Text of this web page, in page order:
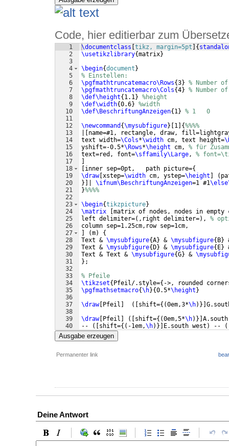
Code, hier editierbar zum
1
2
3
4
5
6
7
8
9
10
11
12
13
14
15
16
17
18
19
20
21
22
23
24
25
26
27
28
29
30
31
32
33
34
35
36
37
38
39
40
41
\documentclass [tikz, margin=5pt ] {
\usetikzlibrary{matrix}
\begin{document}
% Einstellen:
\pgfmathtruncatemacro\Rows{3} % Number
\pgfmathtruncatemacro\Cols{4} % Number
\def\height{1.1 } %height
\def\width{0.6} %width
\def\BeschriftungAnzeigen{1 } % 1   0
\newcommand {\mysubfigure} [1 ] {%%%%
[name=#1, rectangle, draw,
text width=\Cols*\width cm, text height=
yshift=-0.5*\Rows*\height cm, % für
text=red, font=\sffamily\Large , %
]
[inner sep=0pt,   path picture={
\draw[xstep=\width cm, ystep=\height ] (
}]
\ifnum\BeschriftungAnzeigen=1 #1
}%%%%
\begin{tikzpicture}
\matrix
[matrix of nodes, nodes in
left delimiter=( ,right delimiter=) , %
column sep=1.25cm,row sep=1cm,
]
(m)
{
Text & \mysubfigure{A} & \mysubfigure{B}
Text & \mysubfigure{D} & \mysubfigure{E}
Text & Text & \mysubfigure{G} &
} ;
% Pfeile
\tikzset{Pfeil/.style={ ->, rounded
\pgfmathsetmacro{\h}{0.5*\height}
\draw[Pfeil ] ([shift={(0em,3*\h)}]
\draw[Pfeil ] ([shift={(0em,5*\h)}]
--
([shift={( -1em,\h)}] E.south west ) --
Ausgabe erzeugen
Permanenter link
Deine Antwort